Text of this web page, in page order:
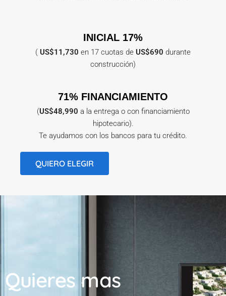
INICIAL 17%
( US$11,730 en 17 cuotas de US$690 durante
construcción)
71% FINANCIAMIENTO
(US$48,990 a la entrega o con financiamiento
hipotecario).
Te ayudamos con los bancos para tu crédito.
QUIERO ELEGIR
Quieres mas